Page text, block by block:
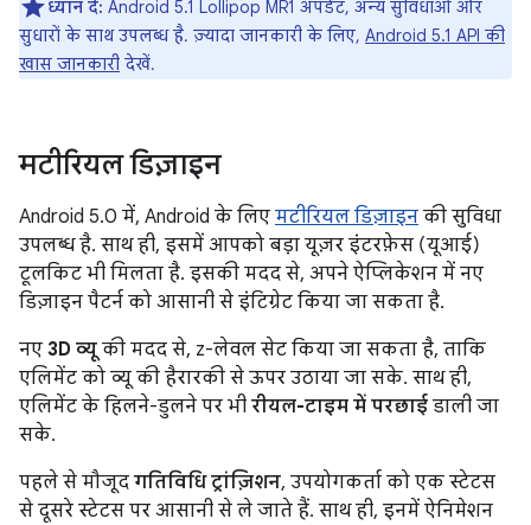
ध्यान दें: Android 5.1 Lollipop MR1 अपडेट, अन्य सुविधाओं और
सुधारों के साथ उपलब्ध है. ज़्यादा जानकारी के लिए, Android 5.1 API की
खास जानकारी देखें.
मटीरियल डिज़ाइन
Android 5.0 में, Android के लिए मटीरियल डिज़ाइन की सुविधा
उपलब्ध है. साथ ही, इसमें आपको बड़ा यूज़र इंटरफ़ेस (यूआई)
टूलकिट भी मिलता है. इसकी मदद से, अपने ऐप्लिकेशन में नए
डिज़ाइन पैटर्न को आसानी से इंटिग्रेट किया जा सकता है.
नए 3D व्यू की मदद से, z-लेवल सेट किया जा सकता है, ताकि
एलिमेंट को व्यू की हैरारकी से ऊपर उठाया जा सके. साथ ही,
एलिमेंट के हिलने-डुलने पर भी रीयल-टाइम में परछाई डाली जा
सके.
पहले से मौजूद गतिविधि ट्रांज़िशन, उपयोगकर्ता को एक स्टेटस
से दूसरे स्टेटस पर आसानी से ले जाते हैं. साथ ही, इनमें ऐनिमेशन